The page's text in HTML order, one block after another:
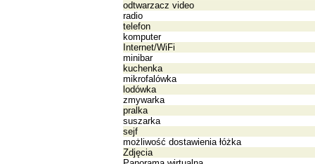
odtwarzacz video
radio
telefon
komputer
Internet/WiFi
minibar
kuchenka
mikrofalówka
lodówka
zmywarka
pralka
suszarka
sejf
możliwość dostawienia łóżka
Zdjęcia